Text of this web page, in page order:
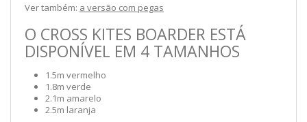
Ver também: a versão com pegas
O CROSS KITES BOARDER ESTÁ
DISPONÍVEL EM 4 TAMANHOS
1.5m vermelho
1.8m verde
2.1m amarelo
2.5m laranja